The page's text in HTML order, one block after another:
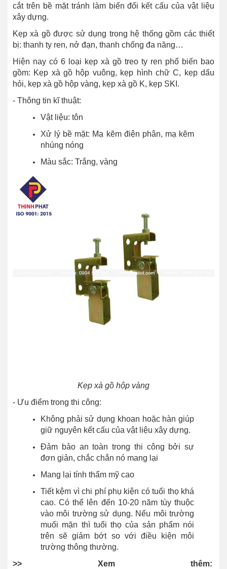
cắt trên bề mặt tránh làm biến đổi kết cấu của vật liệu
xây dựng.
Kẹp xà gồ được sử dụng trong hệ thống gồm các thiết
bị: thanh ty ren, nở đạn, thanh chống đa năng…
Hiện nay có 6 loại kẹp xà gồ treo ty ren phổ biến bao
gồm: Kẹp xà gồ hộp vuông, kẹp hình chữ C, kẹp dấu
hỏi, kẹp xà gồ hộp vàng, kẹp xà gồ K, kẹp SKI.
- Thông tin kĩ thuật:
Vật liệu: tôn
Xử lý bề mặt: Mạ kẽm điện phân, mạ kẽm
nhúng nóng
Màu sắc: Trắng, vàng
Kẹp xà gồ hộp vàng
- Ưu điểm trong thi công:
Không phải sử dụng khoan hoặc hàn giúp
giữ nguyên kết cấu của vật liệu xây dựng.
Đảm bảo an toàn trong thi công bởi sự
đơn giản, chắc chắn nó mang lại
Mang lại tính thẩm mỹ cao
Tiết kệm vì chi phí phụ kiện có tuổi thọ khá
cao. Có thể lên đến 10-20 năm tùy thuộc
vào môi trường sử dụng. Nếu môi trường
muối mặn thì tuổi thọ của sản phẩm nói
trên sẽ giảm bớt so với điều kiện môi
trường thông thường.
>> Xem thêm: